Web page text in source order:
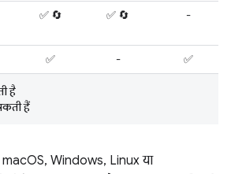
✅ 🔄 ✅ 🔄 -
✅ - ✅
है
हैं
Windows, Linux या